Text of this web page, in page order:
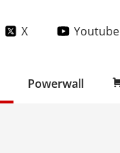
X Youtube
Powerwall